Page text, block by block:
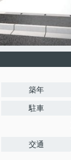
築年
駐車
交通